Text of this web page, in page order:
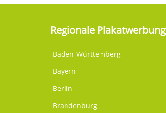
Regionale Plakatwerbung
Baden-Württemberg
Bayern
Berlin
Brandenburg